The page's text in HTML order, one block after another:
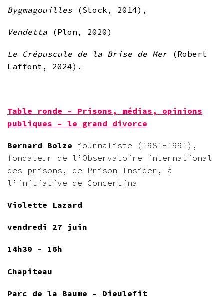
Bygmagouilles (Stock, 2014),
Vendetta (Plon, 2020)
Le Crépuscule de la Brise de Mer(Robert
Laffont, 2024).
Table ronde – Prisons, médias, opinions
publiques – le grand divorce
Bernard Bolze journaliste (1981-1991),
fondateur de l’Observatoire international
des prisons, de Prison Insider, à
l’initiative de Concertina
Violette Lazard
vendredi 27 juin
14h30 – 16h
Chapiteau
Parc de la Baume – Dieulefit